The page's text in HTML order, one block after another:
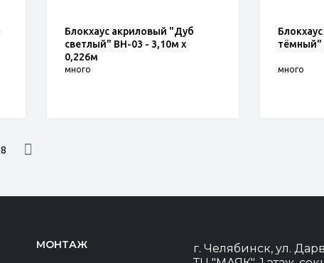
Блокхаус акриловый "Дуб
светлый" BH-03 - 3,10м х
0,226м
много
тёмный"
много
8
МОНТАЖ
г. Челябинск, ул.